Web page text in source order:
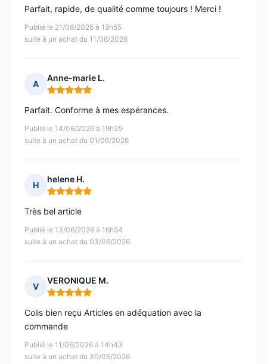
Publié le 21/06/2026 à 19h55
suite à un achat du 11/06/2026
Parfait, rapide, de qualité comme toujours ! Merci !
A
Anne-marie L.
Note : 5 sur 5
Publié le 14/06/2026 à 19h39
suite à un achat du 01/06/2026
Parfait. Conforme à mes espérances.
H
helene H.
Note : 5 sur 5
Publié le 13/06/2026 à 16h54
suite à un achat du 03/06/2026
Très bel article
V
VERONIQUE M.
Note : 5 sur 5
Publié le 11/06/2026 à 14h43
suite à un achat du 30/05/2026
Colis bien reçu Articles en adéquation avec la
commande